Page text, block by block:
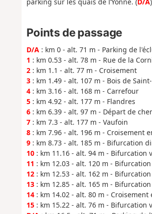
Points de passage
D/A: km 0 - alt. 71 m - Parking de
1 : km 0.53 - alt. 78 m - Rue de la
2: km 1.1 - alt. 77 m - Croisement
3: km 1.49 - alt. 107 m - Bois de
4: km 3.16 - alt. 168 m - Carrefour
5: km 4.92 - alt. 177 m - Flandres
6: km 6.39 - alt. 97 m - Départ de
7: km 7.3 - alt. 177 m - Vaufoin
8: km 7.96 - alt. 196 m - Croisement
9: km 8.73 - alt. 185 m - Bifurcation
10: km 11.16 - alt. 94 m - Bifurcation
11 : km 12.03 - alt. 120 m -
12: km 12.53 - alt. 162 m -
13: km 12.85 - alt. 165 m -
14: km 14.02 - alt. 80 m - Croisement
15: km 15.22 - alt. 76 m - Bifurcation